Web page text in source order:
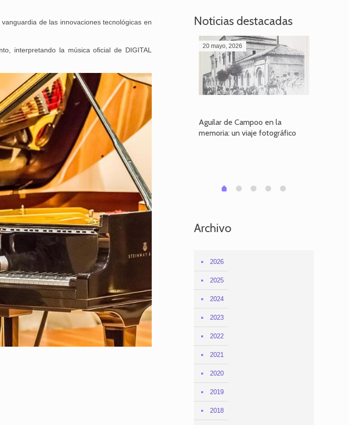
de las innovaciones tecnológicas en
interpretando la música oﬁcial de DIGITAL
Noticias destacadas
25 febrero, 2026
Aguilar de Campoo en la
memoria: un viaje fotográfico
20 mayo, 2026
Aguilar de Campoo en la
memoria: un viaje fotográfico
0 1 2 3 4
Archivo
2026
2025
2024
2023
2022
2021
2020
2019
2018